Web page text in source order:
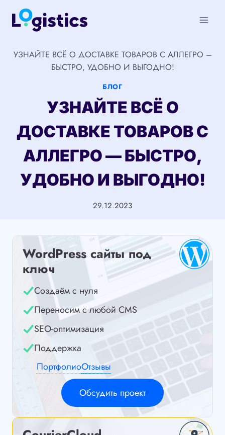
Перейти
УЗНАЙТЕ ВСЁ О ДОСТАВКЕ ТОВАРОВ С АЛЛЕГРО –
БЫСТРО, УДОБНО И ВЫГОДНО!
БЛОГ
УЗНАЙТЕ ВСЁ О
ДОСТАВКЕ ТОВАРОВ С
АЛЛЕГРО — БЫСТРО,
УДОБНО И ВЫГОДНО!
29.12.2023
WordPress сайты под
ключ
Создаём с нуля
Переносим с любой CMS
SEO-оптимизация
Поддержка
ПортфолиоОтзывы
Обсудить проект